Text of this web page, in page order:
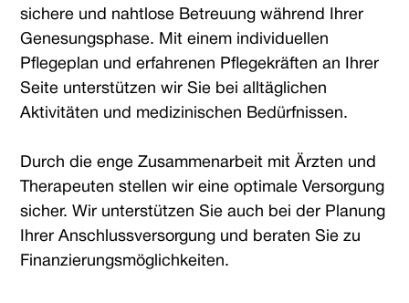
sichere und nahtlose Betreuung während Ihrer
Genesungsphase. Mit einem individuellen
Pflegeplan und erfahrenen Pflegekräften an Ihrer
Seite unterstützen wir Sie bei alltäglichen
Aktivitäten und medizinischen Bedürfnissen.
Durch die enge Zusammenarbeit mit Ärzten und
Therapeuten stellen wir eine optimale Versorgung
sicher. Wir unterstützen Sie auch bei der Planung
Ihrer Anschlussversorgung und beraten Sie zu
Finanzierungsmöglichkeiten.